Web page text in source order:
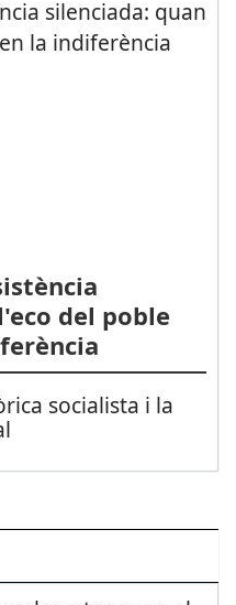
del poble
socialista i la